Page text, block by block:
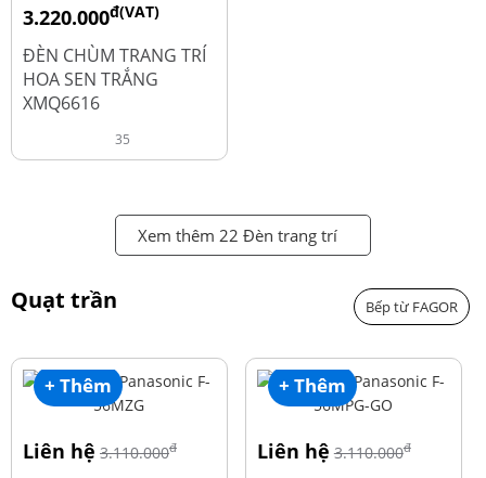
3.220.000đ(VAT)
4.600.000
ĐÈN CHÙM TRANG TRÍ
HOA SEN TRẮNG
XMQ6616
35
Xem thêm 22 Đèn trang trí
Quạt trần Bếp từ FAGOR
+ Thêm
Liên hệ 3.110.000đ
+ Thêm
Liên hệ 3.110.000đ